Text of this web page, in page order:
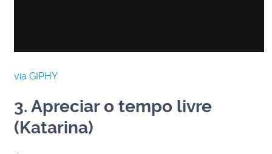
via GIPHY
3. Apreciar o tempo livre
(Katarina)